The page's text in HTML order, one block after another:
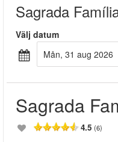
Sagrada
Välj datum
mån, 31 aug 2026
Sagrada
4.5 (6)